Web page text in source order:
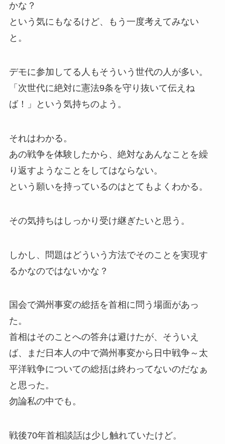
かな？
という気にもなるけど、もう一度考えてみない
と。
デモに参加してる人もそういう世代の人が多い。
「次世代に絶対に憲法9条を守り抜いて伝えね
ば！」という気持ちのよう。
それはわかる。
あの戦争を体験したから、絶対なあんなことを繰
り返すようなことをしてはならない。
という願いを持っているのはとてもよくわかる。
その気持ちはしっかり受け継ぎたいと思う。
しかし、問題はどういう方法でそのことを実現す
るかなのではないかな？
国会で満州事変の総括を首相に問う場面があっ
た。
首相はそのことへの答弁は避けたが、そういえ
ば、まだ日本人の中で満州事変から日中戦争～太
平洋戦争についての総括は終わってないのだなぁ
と思った。
勿論私の中でも。
戦後70年首相談話は少し触れていたけど。